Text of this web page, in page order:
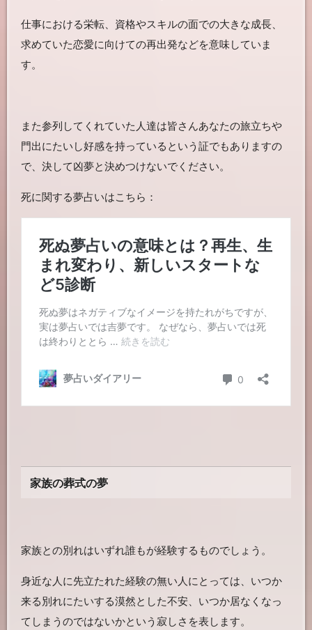
仕事における栄転、資格やスキルの面での大きな成長、
求めていた恋愛に向けての再出発などを意味していま
す。
また参列してくれていた人達は皆さんあなたの旅立ちや
門出にたいし好感を持っているという証でもありますの
で、決して凶夢と決めつけないでください。
死に関する夢占いはこちら：
家族の葬式の夢
家族との別れはいずれ誰もが経験するものでしょう。
身近な人に先立たれた経験の無い人にとっては、いつか
来る別れにたいする漠然とした不安、いつか居なくなっ
てしまうのではないかという寂しさを表します。